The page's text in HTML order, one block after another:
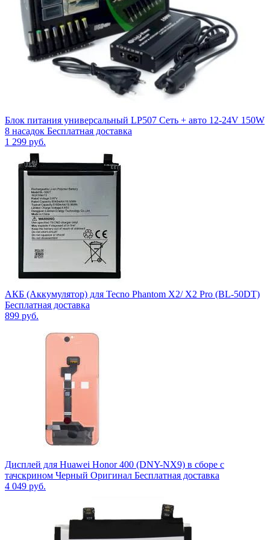
Блок питания универсальный LP507 Сеть + авто 12-24V 150W
8 насадок Бесплатная доставка
1 299 руб.
АКБ (Аккумулятор) для Tecno Phantom X2/ X2 Pro (BL-50DT)
Бесплатная доставка
899 руб.
Дисплей для Huawei Honor 400 (DNY-NX9) в сборе с
тачскрином Черный Оригинал Бесплатная доставка
4 049 руб.